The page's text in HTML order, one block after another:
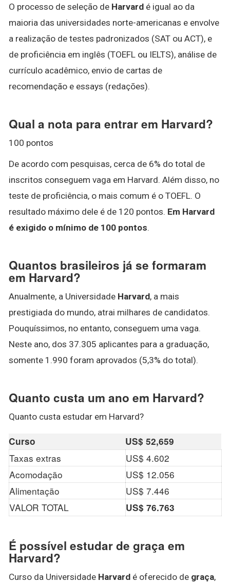
O processo de seleção de Harvard é igual ao da
maioria das universidades norte-americanas e envolve
a realização de testes padronizados (SAT ou ACT), e
de proficiência em inglês (TOEFL ou IELTS), análise de
currículo acadêmico, envio de cartas de
recomendação e essays (redações).
Qual a nota para entrar em Harvard?
100 pontos
De acordo com pesquisas, cerca de 6% do total de
inscritos conseguem vaga em Harvard. Além disso, no
teste de proficiência, o mais comum é o TOEFL. O
resultado máximo dele é de 120 pontos. Em Harvard
é exigido o mínimo de 100 pontos.
Quantos brasileiros já se formaram
em Harvard?
Anualmente, a Universidade Harvard, a mais
prestigiada do mundo, atrai milhares de candidatos.
Pouquíssimos, no entanto, conseguem uma vaga.
Neste ano, dos 37.305 aplicantes para a graduação,
somente 1.990 foram aprovados (5,3% do total).
Quanto custa um ano em Harvard?
Quanto custa estudar em Harvard?
Curso US$ 52,659
Taxas extras
US$ 4.602
Acomodação
US$ 12.056
Alimentação
US$ 7.446
VALOR TOTAL
US$ 76.763
É possível estudar de graça em
Harvard?
Curso da Universidade Harvard é oferecido de graça,